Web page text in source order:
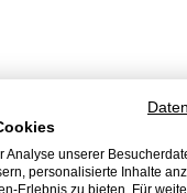
Analyse unserer
personalisierte Inhalte
Erlebnis zu bieten. Für